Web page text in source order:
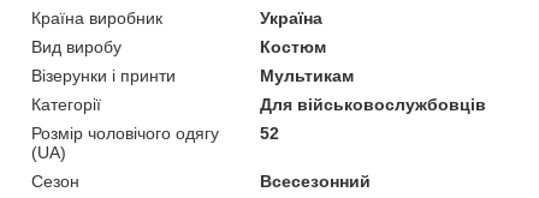
Країна виробник
Україна
Вид виробу
Костюм
Візерунки і принти
Мультикам
Категорії
Для військовослужбовців
Розмір чоловічого одягу
(UA)
52
Сезон
Всесезонний